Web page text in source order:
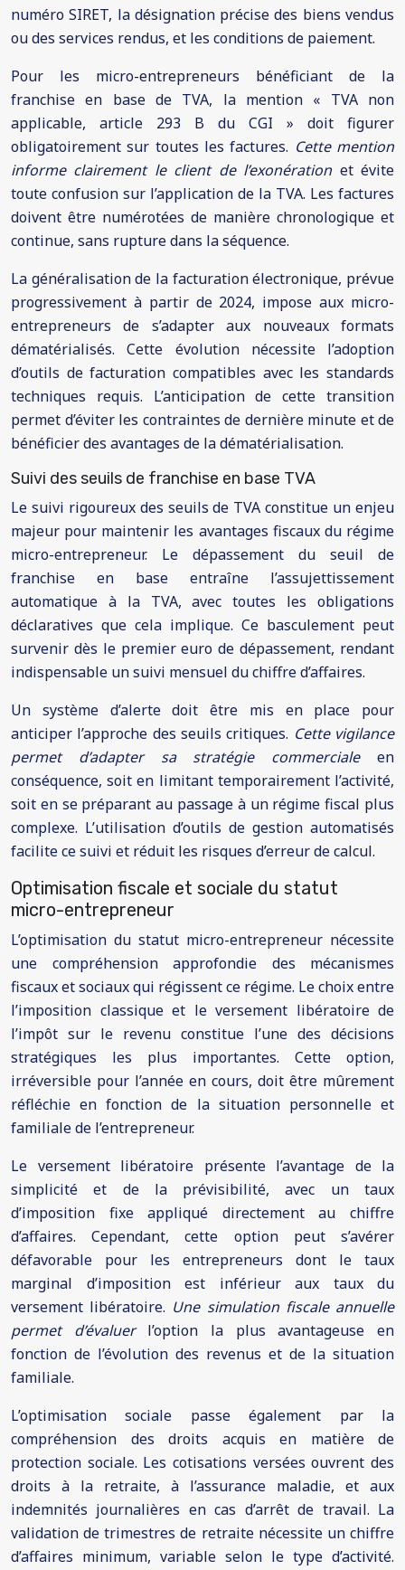
numéro SIRET, la désignation précise des biens vendus
ou des services rendus, et les conditions de paiement.
Pour les micro-entrepreneurs bénéficiant de la
franchise en base de TVA, la mention « TVA non
applicable, article 293 B du CGI » doit figurer
obligatoirement sur toutes les factures. Cette mention
informe clairement le client de l’exonérationet évite
toute confusion sur l’application de la TVA. Les factures
doivent être numérotées de manière chronologique et
continue, sans rupture dans la séquence.
La généralisation de la facturation électronique, prévue
progressivement à partir de 2024, impose aux micro-
entrepreneurs de s’adapter aux nouveaux formats
dématérialisés. Cette évolution nécessite l’adoption
d’outils de facturation compatibles avec les standards
techniques requis. L’anticipation de cette transition
permet d’éviter les contraintes de dernière minute et de
bénéficier des avantages de la dématérialisation.
Suivi des seuils de franchise en base TVA
Le suivi rigoureux des seuils de TVA constitue un enjeu
majeur pour maintenir les avantages fiscaux du régime
micro-entrepreneur. Le dépassement du seuil de
franchise en base entraîne l’assujettissement
automatique à la TVA, avec toutes les obligations
déclaratives que cela implique. Ce basculement peut
survenir dès le premier euro de dépassement, rendant
indispensable un suivi mensuel du chiffre d’affaires.
Un système d’alerte doit être mis en place pour
anticiper l’approche des seuils critiques. Cette vigilance
permet d’adapter sa stratégie commercialeen
conséquence, soit en limitant temporairement l’activité,
soit en se préparant au passage à un régime fiscal plus
complexe. L’utilisation d’outils de gestion automatisés
facilite ce suivi et réduit les risques d’erreur de calcul.
Optimisation fiscale et sociale du statut
micro-entrepreneur
L’optimisation du statut micro-entrepreneur nécessite
une compréhension approfondie des mécanismes
fiscaux et sociaux qui régissent ce régime. Le choix entre
l’imposition classique et le versement libératoire de
l’impôt sur le revenu constitue l’une des décisions
stratégiques les plus importantes. Cette option,
irréversible pour l’année en cours, doit être mûrement
réfléchie en fonction de la situation personnelle et
familiale de l’entrepreneur.
Le versement libératoire présente l’avantage de la
simplicité et de la prévisibilité, avec un taux
d’imposition fixe appliqué directement au chiffre
d’affaires. Cependant, cette option peut s’avérer
défavorable pour les entrepreneurs dont le taux
marginal d’imposition est inférieur aux taux du
versement libératoire. Une simulation fiscale annuelle
permet d’évaluerl’option la plus avantageuse en
fonction de l’évolution des revenus et de la situation
familiale.
L’optimisation sociale passe également par la
compréhension des droits acquis en matière de
protection sociale. Les cotisations versées ouvrent des
droits à la retraite, à l’assurance maladie, et aux
indemnités journalières en cas d’arrêt de travail. La
validation de trimestres de retraite nécessite un chiffre
d’affaires minimum, variable selon le type d’activité.